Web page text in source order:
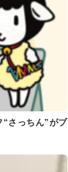
“さっちん”がブ